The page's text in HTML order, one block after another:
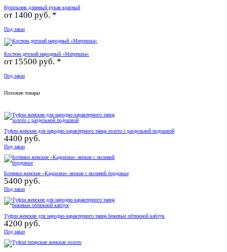
Купальник длинный рукав красный
от 1400 руб. *
Под заказ
Костюм детский народный «Матрешка»
от 15500 руб. *
Под заказ
Похожие товары
Туфли женские для народно-характерного танца золото с раздельной подошвой
4400 руб.
Под заказ
Ботинки женские «Кадрилки» низкие с молнией бордовые
5400 руб.
Под заказ
Туфли женские для народно-характерного танца бежевые обтяжной каблук
4200 руб.
Под заказ